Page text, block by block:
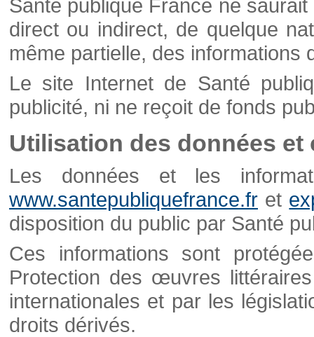
Santé publique France ne
direct ou indirect, de quelque
même partielle, des informations
Le site Internet de Santé
publicité, ni ne reçoit de fonds
Utilisation des données et
Les données et les
www.santepubliquefrance.fr et
disposition du public par Santé
Ces informations sont
Protection des œuvres
internationales et par les
droits dérivés.